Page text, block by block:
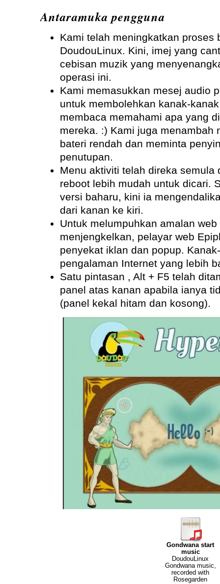
Antaramuka pengguna
Kami telah meningkatkan proses
DoudouLinux. Kini, imej yang
cebisan muzik yang
operasi ini.
Kami memasukkan mesej audio
untuk membolehkan kanak-
membaca memahami apa yang
mereka. :) Kami juga menambah
bateri rendah dan meminta
penutupan.
Menu aktiviti telah direka semula
reboot lebih mudah untuk dicari.
versi baharu, kini ia
dari kanan ke kiri.
Untuk melumpuhkan amalan
menjengkelkan, pelayar web
penyekat iklan dan popup.
pengalaman Internet yang lebih
Satu pintasan , Alt + F5 telah
panel atas kanan apabila ianya
(panel kekal hitam dan kosong).
Gondwana start
music
DoudouLinux
Gondwana music,
recorded with
Rosegarden